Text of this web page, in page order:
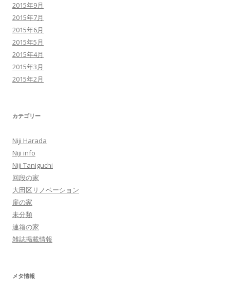
2015年9月
2015年7月
2015年6月
2015年5月
2015年4月
2015年3月
2015年2月
カテゴリー
Niji Harada
Niji info
Niji Taniguchi
回段の家
大田区リノベーション
扉の家
未分類
連箱の家
雑誌掲載情報
メタ情報